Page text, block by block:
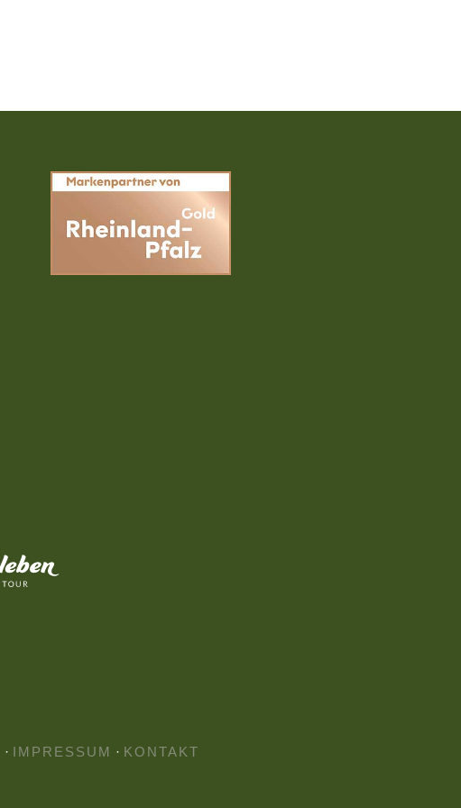
· IMPRESSUM · KONTAKT